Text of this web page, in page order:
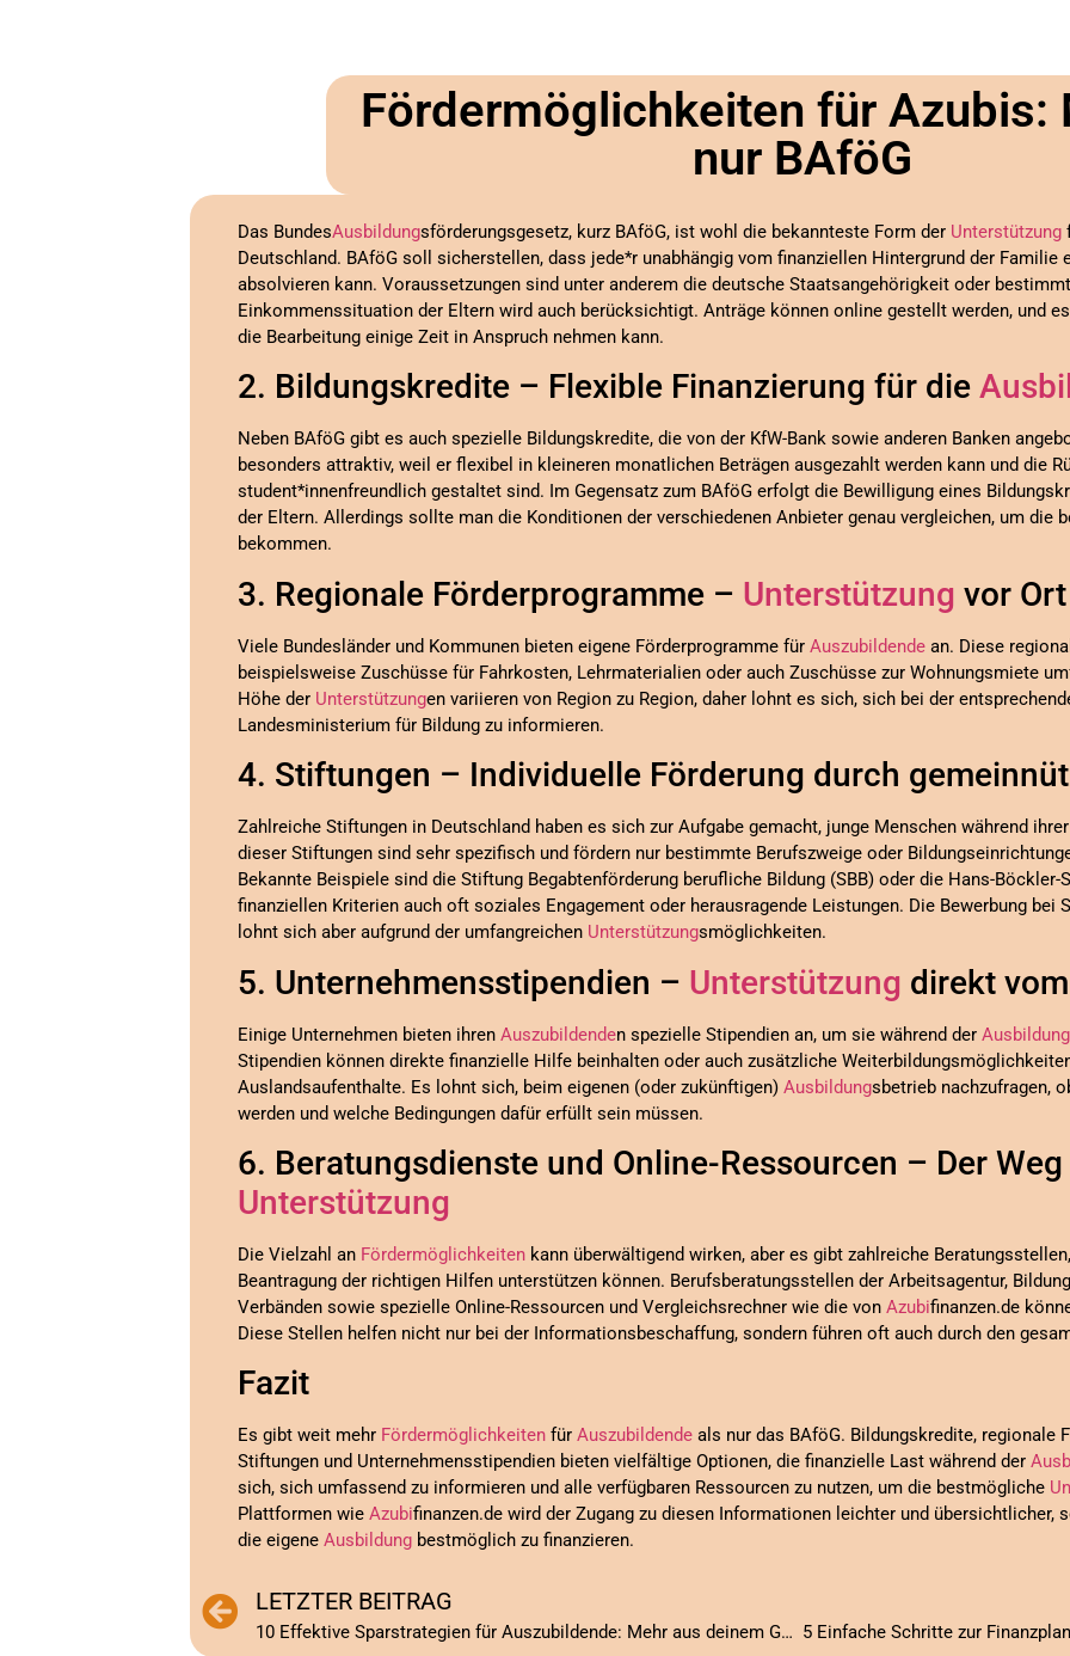
Fördermöglichkeiten für Azubis:
nur BAföG
Das BundesAusbildungsförderungsgesetz, kurz BAföG, ist wohl die bekannteste Form der Unterstützung
Deutschland. BAföG soll sicherstellen, dass jede*r unabhängig vom finanziellen Hintergrund der Familie
absolvieren kann. Voraussetzungen sind unter anderem die deutsche Staatsangehörigkeit oder
Einkommenssituation der Eltern wird auch berücksichtigt. Anträge können online gestellt werden, und
die Bearbeitung einige Zeit in Anspruch nehmen kann.
2. Bildungskredite – Flexible Finanzierung für die
Neben BAföG gibt es auch spezielle Bildungskredite, die von der KfW-Bank sowie anderen Banken
besonders attraktiv, weil er flexibel in kleineren monatlichen Beträgen ausgezahlt werden kann und die
student*innenfreundlich gestaltet sind. Im Gegensatz zum BAföG erfolgt die Bewilligung eines
der Eltern. Allerdings sollte man die Konditionen der verschiedenen Anbieter genau vergleichen, um die
bekommen.
3. Regionale Förderprogramme – Unterstützung vor Ort
Viele Bundesländer und Kommunen bieten eigene Förderprogramme für Auszubildende an. Diese
beispielsweise Zuschüsse für Fahrkosten, Lehrmaterialien oder auch Zuschüsse zur Wohnungsmiete
Höhe der Unterstützungen variieren von Region zu Region, daher lohnt es sich, sich bei der
Landesministerium für Bildung zu informieren.
4. Stiftungen – Individuelle Förderung durch
Zahlreiche Stiftungen in Deutschland haben es sich zur Aufgabe gemacht, junge Menschen während ihrer
dieser Stiftungen sind sehr spezifisch und fördern nur bestimmte Berufszweige oder
Bekannte Beispiele sind die Stiftung Begabtenförderung berufliche Bildung (SBB) oder die Hans-
finanziellen Kriterien auch oft soziales Engagement oder herausragende Leistungen. Die Bewerbung bei
lohnt sich aber aufgrund der umfangreichen Unterstützungsmöglichkeiten.
5. Unternehmensstipendien – Unterstützung direkt
Einige Unternehmen bieten ihren Auszubildenden spezielle Stipendien an, um sie während der Ausbildung
Stipendien können direkte finanzielle Hilfe beinhalten oder auch zusätzliche
Auslandsaufenthalte. Es lohnt sich, beim eigenen (oder zukünftigen) Ausbildungsbetrieb nachzufragen,
werden und welche Bedingungen dafür erfüllt sein müssen.
6. Beratungsdienste und Online-Ressourcen – Der
Unterstützung
Die Vielzahl an Fördermöglichkeiten kann überwältigend wirken, aber es gibt zahlreiche
Beantragung der richtigen Hilfen unterstützen können. Berufsberatungsstellen der Arbeitsagentur,
Verbänden sowie spezielle Online-Ressourcen und Vergleichsrechner wie die von Azubifinanzen.de
Diese Stellen helfen nicht nur bei der Informationsbeschaffung, sondern führen oft auch durch den
Fazit
Es gibt weit mehr Fördermöglichkeiten für Auszubildende als nur das BAföG. Bildungskredite, regionale
Stiftungen und Unternehmensstipendien bieten vielfältige Optionen, die finanzielle Last während der
sich, sich umfassend zu informieren und alle verfügbaren Ressourcen zu nutzen, um die bestmögliche
Plattformen wie Azubifinanzen.de wird der Zugang zu diesen Informationen leichter und übersichtlicher,
die eigene Ausbildung bestmöglich zu finanzieren.
LETZTER BEITRAG
10 Effektive Sparstrategien für Auszubildende: Mehr aus deinem Gehalt rausholen